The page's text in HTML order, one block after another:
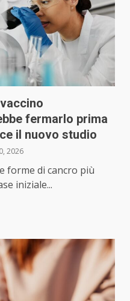
fermarlo prima
il nuovo studio
2026
forme di cancro più
iniziale...